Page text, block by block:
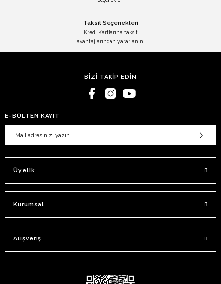
Taksit Seçenekleri
Kredi Kartlarına taksit
avantajlarından yararlanın.
BİZİ TAKİP EDİN
E-BÜLTEN KAYIT
Üyelik
Kurumsal
Alışveriş